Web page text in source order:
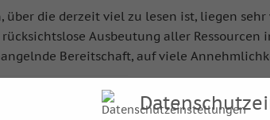
über die derzeit viel zu lesen ist, liegen
Ausbeutung aller
Bereitschaft, auf viele
sich hierfür Erklärungen finden,
werden.